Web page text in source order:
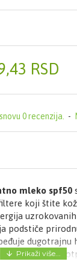
0 recenzija. -
RSD
mleko spf50
koji štite
uzrokovanih
podstiče
dugotrajnu
na dodir, i